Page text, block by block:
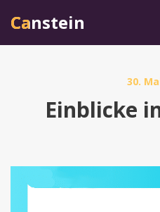
Canstein
Canstein
30.
Einblicke